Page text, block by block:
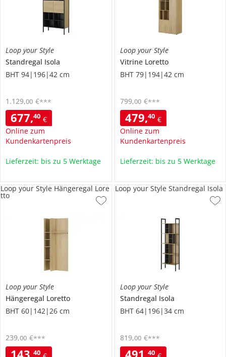
Loop your Style
Standregal Isola
BHT 94|196|42 cm
677,40 €
Online zum
Kundenkartenpreis
1.129,00 €***
Lieferzeit: bis zu 5 Werktage
Loop your Style
Vitrine Loretto
BHT 79|194|42 cm
479,40 €
Online zum
Kundenkartenpreis
799,00 €***
Lieferzeit: bis zu 5 Werktage
Loop your Style
Hängeregal Loretto
BHT 60|142|26 cm
143,40
239,00 €***
Loop your Style Hängeregal Lore
tto
Loop your Style
Standregal Isola
BHT 64|196|34 cm
491,40
819,00 €***
Loop your Style Standregal Isola